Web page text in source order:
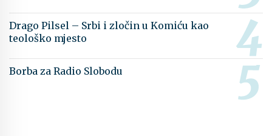
Drago Pilsel – Srbi i zločin u Komiću kao
teološko mjesto
Borba za Radio Slobodu